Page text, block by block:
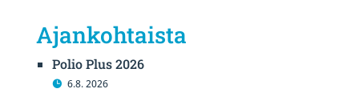
Ajankohtaista
Polio Plus 2026
6.8. 2026